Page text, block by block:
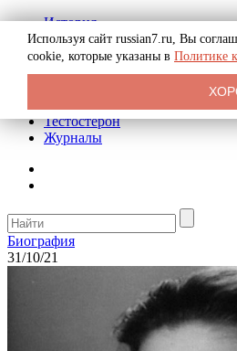
История
Биография
Криминал
Реклама на сайте
Тестостерон
Журналы
Биография
31/10/21
Используя сайт russian7.ru, Вы
cookie, которые указаны в Политике